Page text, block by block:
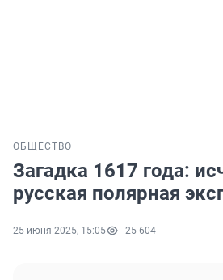
ОБЩЕСТВО
Загадка 1617 года:
русская полярная
25 июня 2025, 15:05 25 604